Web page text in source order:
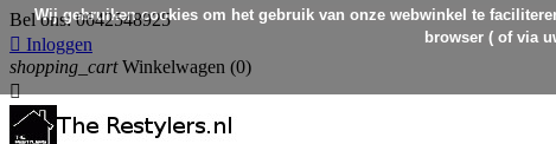
Bel ons:0642548925
 Inloggen
shopping_cart Winkelwagen (0)

Wij gebruiken cookies om het gebruik van onze webwinkel te
browser ( of via